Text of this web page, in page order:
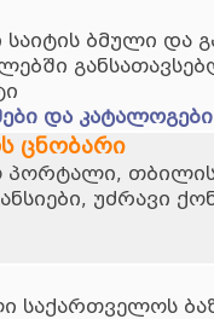
საიტის ბმული და
და კატალოგები
ცნობარი
პორტალი,
უძრავი
საქართველოს